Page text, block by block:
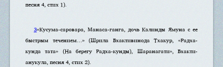
песня 4, стих 1).
3«Кусума-саровара, Манаса-ганга, дочь Калинды Ямуна с ее
быстрым течением…» (Шрила Бхактивинода Тхакур, «Радха-
кунда тата» (На берегу Радха-кунды), Шаранагати», Бхакти-
анукула, песня 4, стих 2).